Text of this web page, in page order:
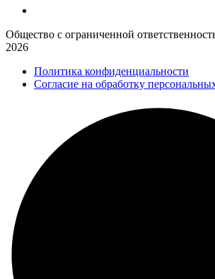
Общество с ограниченной
2026
Политика конфиденциальности
Согласие на обработку